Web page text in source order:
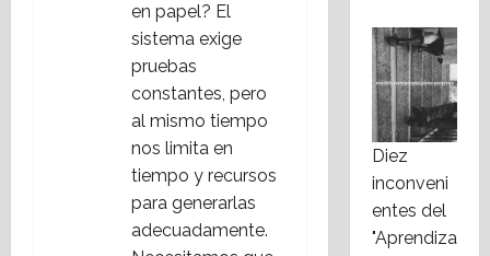
en papel? El
sistema exige
pruebas
constantes, pero
al mismo tiempo
nos limita en
tiempo y recursos
para generarlas
adecuadamente.
Diez
inconveni
entes del
"Aprendiza